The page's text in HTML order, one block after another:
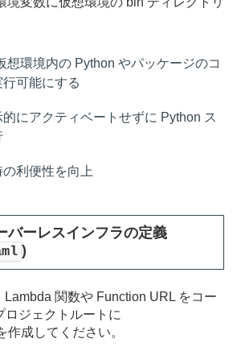
想環境内の Python やパッケージのコ
可能にする
にアクティベートせずに Python ス
利便性を向上
バーレスインフラの定義
)
関数や Function URL をコー
ロジェクトルートに
作成してください。